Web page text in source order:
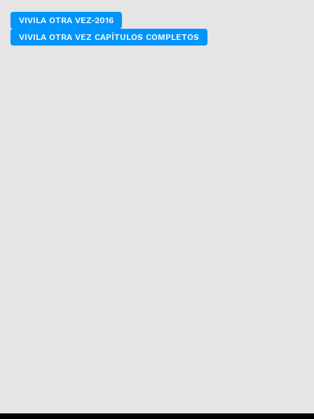
VIVILA OTRA VEZ-2016
VIVILA OTRA VEZ CAPÍTULOS COMPLETOS